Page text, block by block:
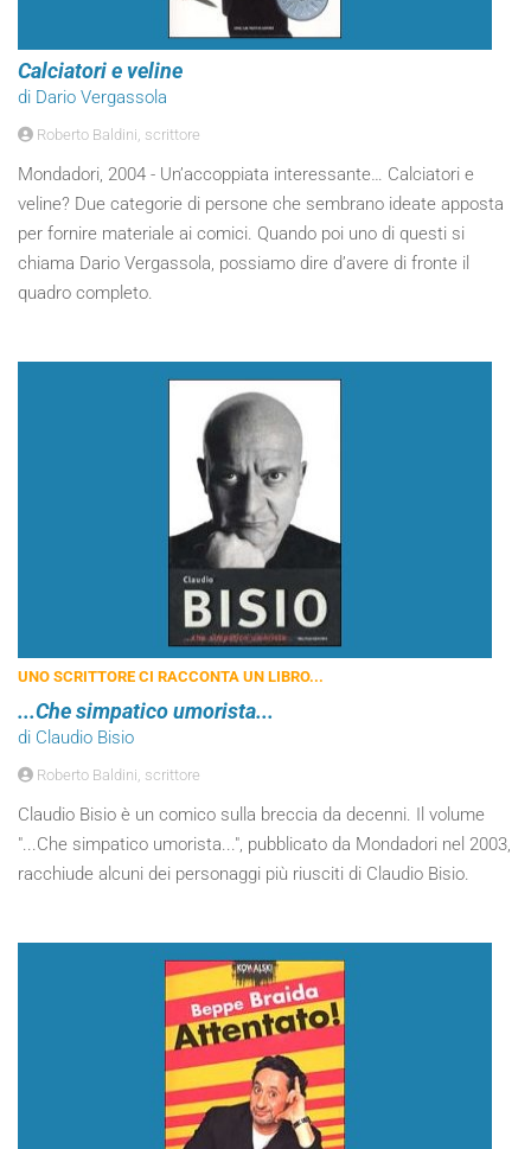
Calciatori e veline
di Dario Vergassola
Roberto Baldini, scrittore
Mondadori, 2004 - Un’accoppiata interessante… Calciatori e
veline? Due categorie di persone che sembrano ideate apposta
per fornire materiale ai comici. Quando poi uno di questi si
chiama Dario Vergassola, possiamo dire d’avere di fronte il
quadro completo.
UNO SCRITTORE CI RACCONTA UN LIBRO...
...Che simpatico umorista...
di Claudio Bisio
Roberto Baldini, scrittore
Claudio Bisio è un comico sulla breccia da decenni. Il volume
"...Che simpatico umorista...", pubblicato da Mondadori nel 2003,
racchiude alcuni dei personaggi più riusciti di Claudio Bisio.